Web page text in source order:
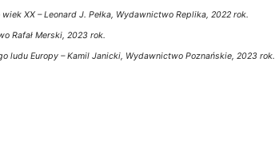
XX – Leonard J. Pełka, Wydawnictwo Replika, 2022 rok.
Rafał Merski, 2023 rok.
ludu Europy – Kamil Janicki, Wydawnictwo Poznańskie, 2023 rok.